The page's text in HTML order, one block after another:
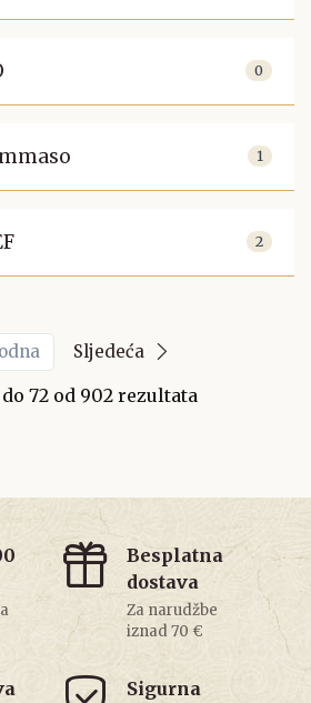
0
1
2
Sljedeća
do 72 od 902 rezultata
Besplatna
dostava
Za narudžbe
iznad 70 €
Sigurna